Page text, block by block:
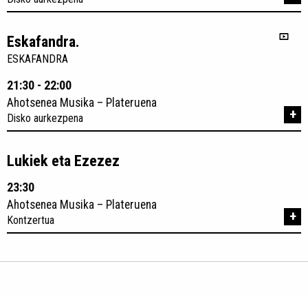
Eskafandra.
ESKAFANDRA
21:30 - 22:00
Ahotsenea Musika – Plateruena
Disko aurkezpena +
Lukiek eta Ezezez
23:30
Ahotsenea Musika – Plateruena
Kontzertua +